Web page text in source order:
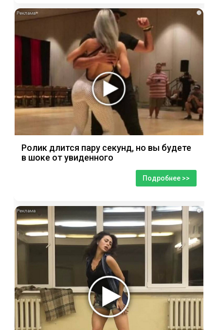
i
Ролик длится пару секунд, но вы будете
в шоке от увиденного
Подробнее >>
i